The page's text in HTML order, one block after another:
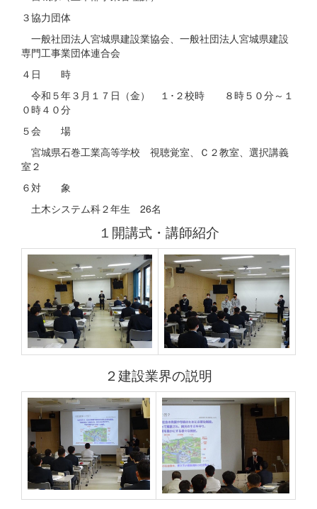
３協力団体
一般社団法人宮城県建設業協会、一般社団法人宮城県建設
専門工事業団体連合会
４日 時
令和５年３月１７日（金） １･２校時 ８時５０分～１
０時４０分
５会 場
宮城県石巻工業高等学校 視聴覚室、Ｃ２教室、選択講義
室２
６対 象
土木システム科２年生 26名
１開講式・講師紹介
２建設業界の説明